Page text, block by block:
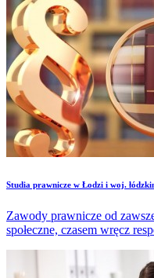
Studia prawnicze w Łodzi i woj.
Zawody prawnicze od
społeczne, czasem wręcz